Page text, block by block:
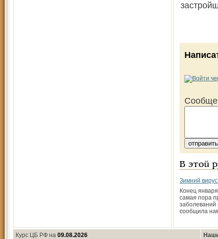
В этой
Зимний
Конец
самая пора
заболеваний
сообщила
Курс ЦБ РФ на 09.08.2026